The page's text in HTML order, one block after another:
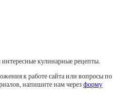
кулинарные рецепты.
к работе сайта или вопросы по
напишите нам через форму